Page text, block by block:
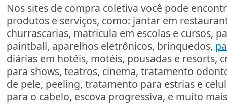
Nos sites de compra coletiva você pode
produtos e serviços, como: jantar em
churrascarias, matricula em escolas e cursos,
paintball, aparelhos eletrônicos, brinquedos,
diárias em hotéis, motéis, pousadas e resorts,
para shows, teatros, cinema, tratamento
de pele, peeling, tratamento para estrias e
para o cabelo, escova progressiva, e muito